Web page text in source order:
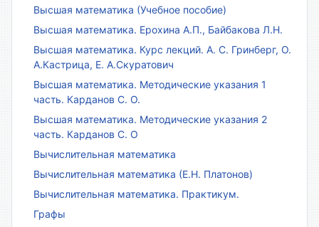
Высшая математика (Учебное пособие)
Высшая математика. Ерохина А.П., Байбакова Л.Н.
Высшая математика. Курс лекций. А. С. Гринберг, О.
А.Кастрица, Е. А.Скуратович
Высшая математика. Методические указания 1
часть. Карданов С. О.
Высшая математика. Методические указания 2
часть. Карданов С. О
Вычислительная математика
Вычислительная математика (Е.Н. Платонов)
Вычислительная математика. Практикум.
Графы